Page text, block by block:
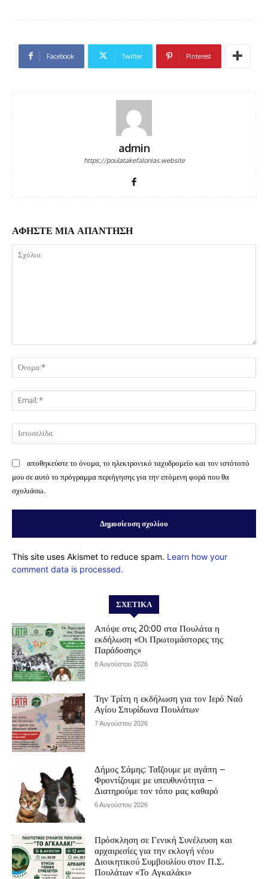
Facebook Twitter Pinterest
admin
https://poulatakefalonias.website
ΑΦΗΣΤΕ ΜΙΑ ΑΠΑΝΤΗΣΗ
αποθηκεύστε το όνομα, το ηλεκτρονικό ταχυδρομείο και τον ιστότοπό
μου σε αυτό το πρόγραμμα περιήγησης για την επόμενη φορά που θα
σχολιάσω.
This site uses Akismet to reduce spam. Learn how your
comment data is processed.
ΣΧΕΤΙΚΆ
Απόψε στις 20:00 στα Πουλάτα η
εκδήλωση «Οι Πρωτομάστορες της
Παράδοσης»
8 Αυγούστου 2026
Την Τρίτη η εκδήλωση για τον Ιερό Ναό
Αγίου Σπυρίδωνα Πουλάτων
7 Αυγούστου 2026
Δήμος Σάμης: Ταΐζουμε με αγάπη –
Φροντίζουμε με υπευθυνότητα –
Διατηρούμε τον τόπο μας καθαρό
6 Αυγούστου 2026
Πρόσκληση σε Γενική Συνέλευση και
αρχαιρεσίες για την εκλογή νέου
Διοικητικού Συμβουλίου στον Π.Σ.
Πουλάτων «Το Αγκαλάκι»